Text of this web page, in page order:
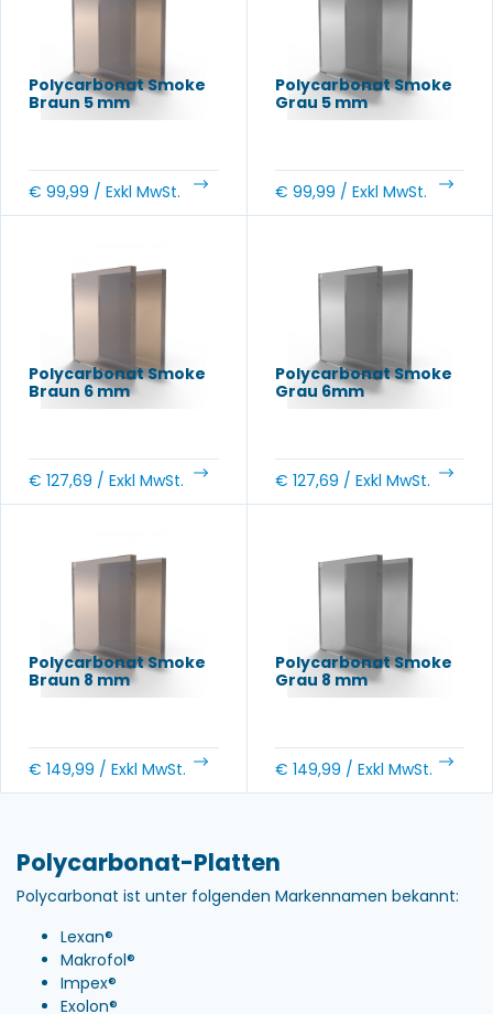
Polycarbonat Smoke
Braun 5 mm
€ 99,99 / Exkl MwSt.
Polycarbonat Smoke
Grau 5 mm
€ 99,99 / Exkl MwSt.
Polycarbonat Smoke
Braun 6 mm
€ 127,69 / Exkl MwSt.
Polycarbonat Smoke
Grau 6mm
€ 127,69 / Exkl MwSt.
Polycarbonat Smoke
Braun 8 mm
€ 149,99 / Exkl MwSt.
Polycarbonat Smoke
Grau 8 mm
€ 149,99 / Exkl MwSt.
Polycarbonat-Platten
Polycarbonat ist unter folgenden Markennamen bekannt:
Lexan®
Makrofol®
Impex®
Exolon®